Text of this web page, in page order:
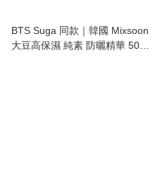
BTS Suga 同款｜韓國 Mixsoon
大豆高保濕 純素 防曬精華 50ml